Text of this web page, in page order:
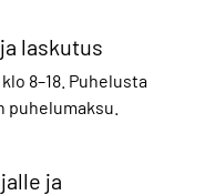
laskutus
8–18. Puhelusta
ja